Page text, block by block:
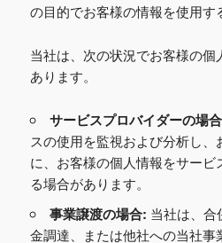
の目的でお客様の情報を使用す
当社は、次の状況でお客様の
あります。
サービスプロバイダーの場
スの使用を監視および分析し
に、お客様の個人情報をサー
る場合があります。
事業譲渡の場合: 当社は、合
金調達、または他社への当社事